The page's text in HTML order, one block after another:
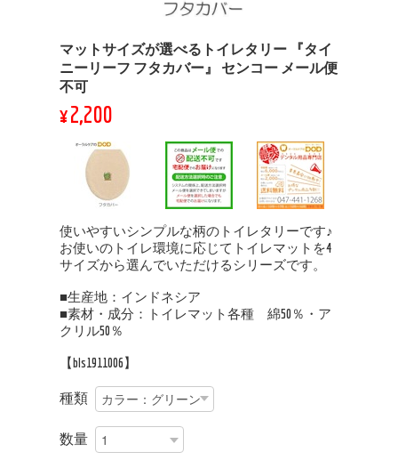
マットサイズが選べるトイレタリー 『タイ
ニーリーフ フタカバー』 センコー メール便
不可
¥2,200
使いやすいシンプルな柄のトイレタリーです♪
お使いのトイレ環境に応じてトイレマットを4
サイズから選んでいただけるシリーズです。
■生産地：インドネシア
■素材・成分：トイレマット各種 綿50％・ア
クリル50％
【bls1911006】
種類
数量